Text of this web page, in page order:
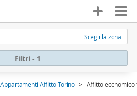
Scegli la zona
Filtri - 1
Appartamenti Affitto Torino Affitto economico